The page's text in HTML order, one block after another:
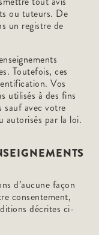
ou tuteurs. De
un registre de
Toutefois, ces
Vos
utilisés à des fins
sauf avec votre
autorisés par la loi.
d’aucune façon
consentement,
décrites ci-